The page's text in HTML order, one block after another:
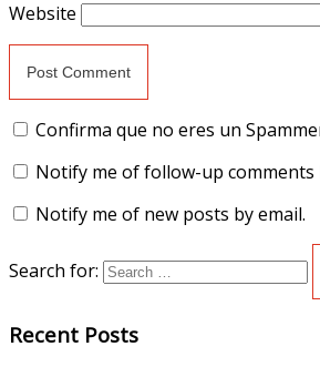
Website
Confirma que no eres un
Notify me of follow-up comments
Notify me of new posts by email.
Search for:
Recent Posts